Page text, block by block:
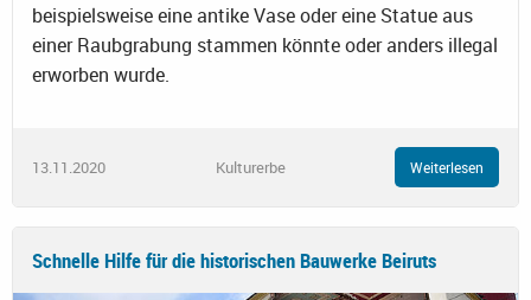
beispielsweise eine antike Vase oder eine Statue aus
einer Raubgrabung stammen könnte oder anders illegal
erworben wurde.
13.11.2020 Kulturerbe Weiterlesen
Schnelle Hilfe für die historischen Bauwerke Beiruts